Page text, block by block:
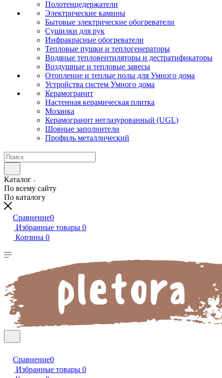
Полотенцедержатели
Электрические камины
Бытовые электрические обогреватели
Сушилки для рук
Инфракрасные обогреватели
Тепловые пушки и теплогенераторы
Водяные тепловентиляторы и дестратификаторы
Воздушные и тепловые завесы
Отопление и теплые полы для Умного дома
Устройства систем Умного дома
Керамогранит
Настенная керамическая плитка
Мозаика
Керамогранит неглазурованный (UGL)
Шовные заполнители
Профиль металлический
Каталог
По всему сайту
По каталогу
Сравнение0
Избранные товары 0
Корзина 0
Сравнение0
Избранные товары 0